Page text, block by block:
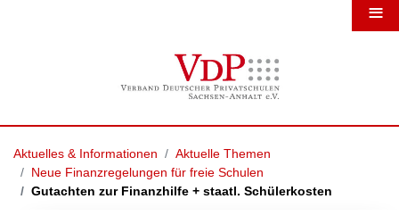
Aktuelles & Informationen
Aktuelle Themen
Neue Finanzregelungen für freie Schulen
Gutachten zur Finanzhilfe + staatl. Schülerkosten
≡